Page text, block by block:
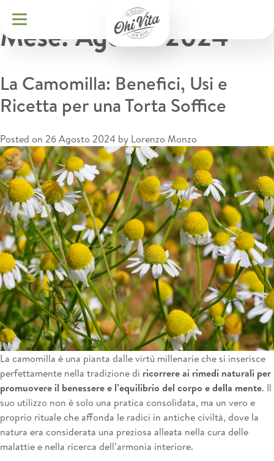
Mese: Agosto 2024
La Camomilla: Benefici, Usi e
Ricetta per una Torta Soffice
Posted on 26 Agosto 2024 by Lorenzo Monzo
La camomilla è una pianta dalle virtù millenarie che si inserisce
perfettamente nella tradizione di ricorrere ai rimedi naturali per
promuovere il benessere e l’equilibrio del corpo e della mente. Il
suo utilizzo non è solo una pratica consolidata, ma un vero e
proprio rituale che affonda le radici in antiche civiltà, dove la
natura era considerata una preziosa alleata nella cura delle
malattie e nella ricerca dell’armonia interiore.